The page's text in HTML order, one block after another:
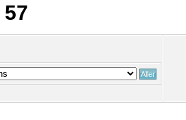
57